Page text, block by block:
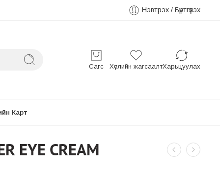
Нэвтрэх / Бүртгүүлэх
Сагс Хүслийн жагсаалтХарьцуулах
Карт
EYE CREAM